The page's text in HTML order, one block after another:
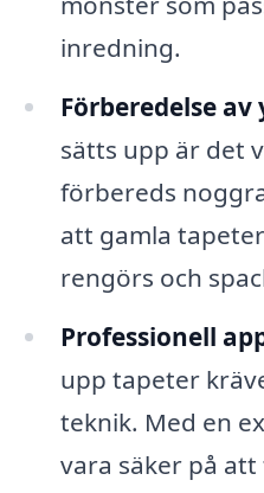
inredning.
Förberedelse av
sätts upp är det
förbereds
att gamla
rengörs och
Professionell
upp tapeter
teknik. Med en
vara säker på